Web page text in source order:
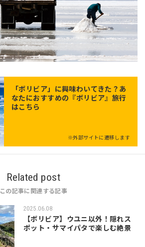
「ボリビア」に興味わいてきた？あ
なたにおすすめの『ボリビア』旅行
はこちら
※外部サイトに遷移します
Related post
この記事に関連する記事
2025.06.08
【ボリビア】ウユニ以外！隠れス
ポット・サマイパタで楽しむ絶景